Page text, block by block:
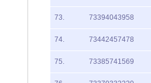
73. 73394043958
74. 73442457478
75. 73385741569